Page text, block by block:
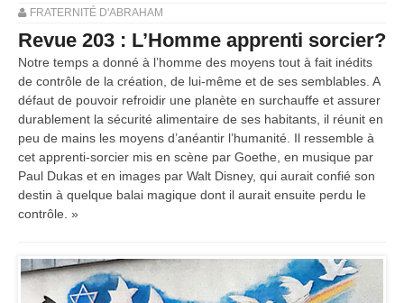
FRATERNITÉ D'ABRAHAM
Revue 203 : L’Homme apprenti sorcier?
Notre temps a donné à l’homme des moyens tout à fait inédits
de contrôle de la création, de lui-même et de ses semblables. A
défaut de pouvoir refroidir une planète en surchauffe et assurer
durablement la sécurité alimentaire de ses habitants, il réunit en
peu de mains les moyens d’anéantir l’humanité. Il ressemble à
cet apprenti-sorcier mis en scène par Goethe, en musique par
Paul Dukas et en images par Walt Disney, qui aurait confié son
destin à quelque balai magique dont il aurait ensuite perdu le
contrôle. »